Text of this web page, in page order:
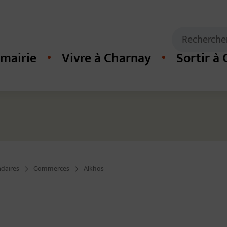
Recherche
Mots clés de
Vivre à Charnay Sortir à
Commerces Alkhos